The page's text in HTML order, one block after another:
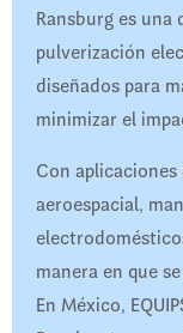
Ransburg es una
pulverización
diseñados para
minimizar el
Con
aeroespacial,
manera en que
En México,